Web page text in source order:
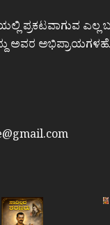
ಪ್ರಕಟವಾಗುವ ಎಲ್ಲ
ಅವರ